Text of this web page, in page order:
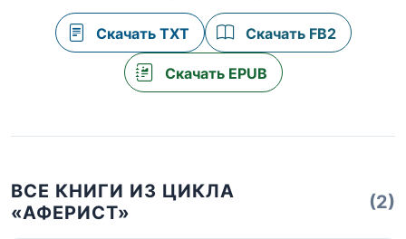
Скачать TXT Скачать FB2
Скачать EPUB
ВСЕ КНИГИ ИЗ ЦИКЛА
«АФЕРИСТ»
(2)